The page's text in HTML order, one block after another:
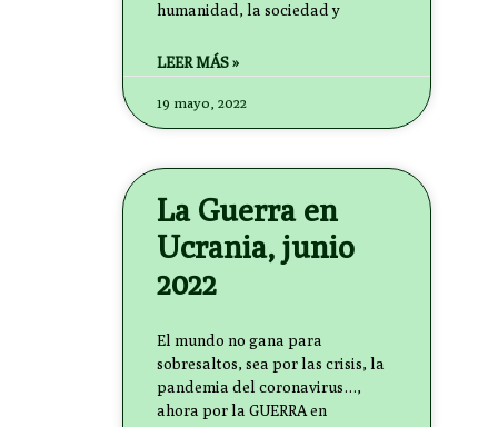
humanidad, la sociedad y
LEER MÁS »
19 mayo, 2022
La Guerra en
Ucrania, junio
2022
El mundo no gana para
sobresaltos, sea por las crisis, la
pandemia del coronavirus…,
ahora por la GUERRA en